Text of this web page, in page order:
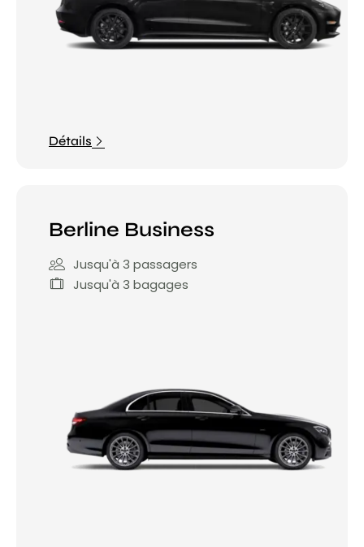
Détails
Berline Business
Jusqu'à 3 passagers
Jusqu'à 3 bagages